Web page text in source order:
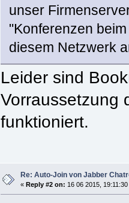
unser
"Konferenzen
diesem Netzwerk
Leider sind
Vorraussetzung
funktioniert.
Re: Auto-Join von Jabber
« Reply #2 on: 16 06 2015, 19:11:30